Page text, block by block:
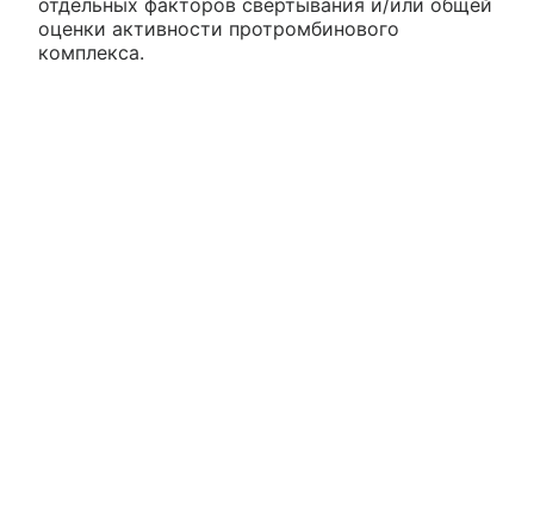
отдельных факторов свертывания и/или общей
оценки активности протромбинового
комплекса.